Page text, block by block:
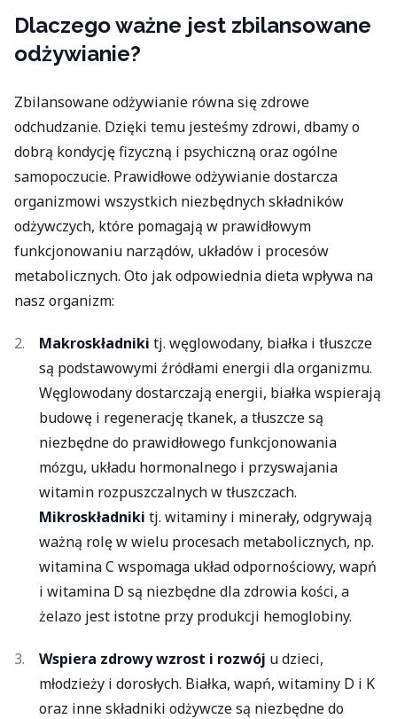
Dlaczego ważne jest zbilansowane
odżywianie?
Zbilansowane odżywianie równa się zdrowe
odchudzanie. Dzięki temu jesteśmy zdrowi, dbamy o
dobrą kondycję fizyczną i psychiczną oraz ogólne
samopoczucie. Prawidłowe odżywianie dostarcza
organizmowi wszystkich niezbędnych składników
odżywczych, które pomagają w prawidłowym
funkcjonowaniu narządów, układów i procesów
metabolicznych. Oto jak odpowiednia dieta wpływa na
nasz organizm:
Makroskładniki tj. węglowodany, białka i tłuszcze
są podstawowymi źródłami energii dla organizmu.
Węglowodany dostarczają energii, białka wspierają
budowę i regenerację tkanek, a tłuszcze są
niezbędne do prawidłowego funkcjonowania
mózgu, układu hormonalnego i przyswajania
witamin rozpuszczalnych w tłuszczach.
Mikroskładniki tj. witaminy i minerały, odgrywają
ważną rolę w wielu procesach metabolicznych, np.
witamina C wspomaga układ odpornościowy, wapń
i witamina D są niezbędne dla zdrowia kości, a
żelazo jest istotne przy produkcji hemoglobiny.
Wspiera zdrowy wzrost i rozwój u dzieci,
młodzieży i dorosłych. Białka, wapń, witaminy D i K
oraz inne składniki odżywcze są niezbędne do